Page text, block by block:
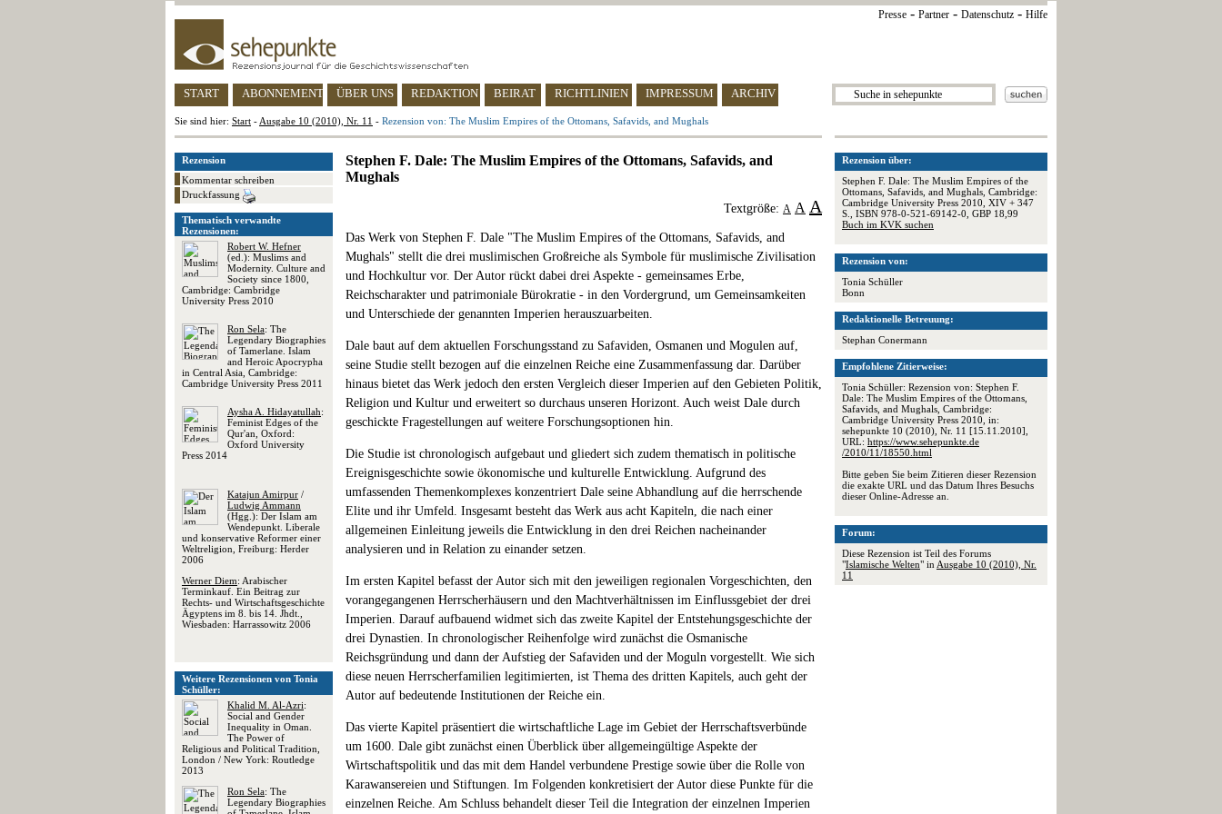
Presse - Partner - Datenschutz - Hilfe
START ABONNEMENT ÜBER UNS REDAKTION BEIRAT RICHTLINIEN IMPRESSUM ARCHIV
Sie sind hier: Start - Ausgabe 10 (2010), Nr. 11 - Rezension von: The Muslim Empires of the Ottomans, Safavids, and Mughals
Rezension über:
Stephen F. Dale: The Muslim Empires of the
Ottomans, Safavids, and Mughals, Cambridge:
Cambridge University Press 2010, XIV + 347
S., ISBN 978-0-521-69142-0, GBP 18,99
Buch im KVK suchen
Rezension von:
Tonia Schüller
Bonn
Redaktionelle Betreuung:
Stephan Conermann
Empfohlene Zitierweise:
Tonia Schüller: Rezension von: Stephen F.
Dale: The Muslim Empires of the Ottomans,
Safavids, and Mughals, Cambridge:
Cambridge University Press 2010, in:
sehepunkte 10 (2010), Nr. 11 [15.11.2010],
URL: https://www.sehepunkte.de
/2010/11/18550.html
Bitte geben Sie beim Zitieren dieser Rezension
die exakte URL und das Datum Ihres Besuchs
dieser Online-Adresse an.
Forum:
Diese Rezension ist Teil des Forums
"Islamische Welten" in Ausgabe 10 (2010), Nr.
11
Rezension
Kommentar schreiben
Druckfassung
Thematisch verwandte
Rezensionen:
Robert W. Hefner
(ed.): Muslims and
Modernity. Culture and
Society since 1800,
Cambridge: Cambridge
University Press 2010
Ron Sela: The
Legendary Biographies
of Tamerlane. Islam
and Heroic Apocrypha
in Central Asia, Cambridge:
Cambridge University Press 2011
Aysha A. Hidayatullah:
Feminist Edges of the
Qur'an, Oxford:
Oxford University
Press 2014
Katajun Amirpur /
Ludwig Ammann
(Hgg.): Der Islam am
Wendepunkt. Liberale
und konservative Reformer einer
Weltreligion, Freiburg: Herder
2006
Werner Diem: Arabischer
Terminkauf. Ein Beitrag zur
Rechts- und Wirtschaftsgeschichte
Ägyptens im 8. bis 14. Jhdt.,
Wiesbaden: Harrassowitz 2006
Weitere Rezensionen von Tonia
Schüller:
Khalid M. Al-Azri:
Social and Gender
Inequality in Oman.
The Power of
Religious and Political Tradition,
London / New York: Routledge
2013
Ron Sela: The
Legendary Biographies
Stephen F. Dale: The Muslim Empires of the Ottomans, Safavids, and
Mughals
Textgröße: A A A
Das Werk von Stephen F. Dale "The Muslim Empires of the Ottomans, Safavids, and
Mughals" stellt die drei muslimischen Großreiche als Symbole für muslimische Zivilisation
und Hochkultur vor. Der Autor rückt dabei drei Aspekte - gemeinsames Erbe,
Reichscharakter und patrimoniale Bürokratie - in den Vordergrund, um Gemeinsamkeiten
und Unterschiede der genannten Imperien herauszuarbeiten.
Dale baut auf dem aktuellen Forschungsstand zu Safaviden, Osmanen und Mogulen auf,
seine Studie stellt bezogen auf die einzelnen Reiche eine Zusammenfassung dar. Darüber
hinaus bietet das Werk jedoch den ersten Vergleich dieser Imperien auf den Gebieten Politik,
Religion und Kultur und erweitert so durchaus unseren Horizont. Auch weist Dale durch
geschickte Fragestellungen auf weitere Forschungsoptionen hin.
Die Studie ist chronologisch aufgebaut und gliedert sich zudem thematisch in politische
Ereignisgeschichte sowie ökonomische und kulturelle Entwicklung. Aufgrund des
umfassenden Themenkomplexes konzentriert Dale seine Abhandlung auf die herrschende
Elite und ihr Umfeld. Insgesamt besteht das Werk aus acht Kapiteln, die nach einer
allgemeinen Einleitung jeweils die Entwicklung in den drei Reichen nacheinander
analysieren und in Relation zu einander setzen.
Im ersten Kapitel befasst der Autor sich mit den jeweiligen regionalen Vorgeschichten, den
vorangegangenen Herrscherhäusern und den Machtverhältnissen im Einflussgebiet der drei
Imperien. Darauf aufbauend widmet sich das zweite Kapitel der Entstehungsgeschichte der
drei Dynastien. In chronologischer Reihenfolge wird zunächst die Osmanische
Reichsgründung und dann der Aufstieg der Safaviden und der Moguln vorgestellt. Wie sich
diese neuen Herrscherfamilien legitimierten, ist Thema des dritten Kapitels, auch geht der
Autor auf bedeutende Institutionen der Reiche ein.
Das vierte Kapitel präsentiert die wirtschaftliche Lage im Gebiet der Herrschaftsverbünde
um 1600. Dale gibt zunächst einen Überblick über allgemeingültige Aspekte der
Wirtschaftspolitik und das mit dem Handel verbundene Prestige sowie über die Rolle von
Karawansereien und Stiftungen. Im Folgenden konkretisiert der Autor diese Punkte für die
einzelnen Reiche. Am Schluss behandelt dieser Teil die Integration der einzelnen Imperien